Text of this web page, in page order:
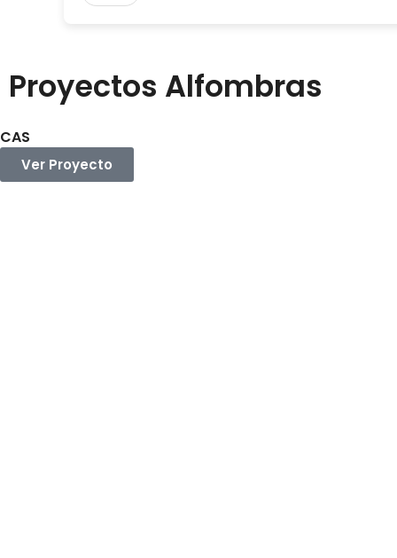
Proyectos Alfombras
CAS
Ver Proyecto